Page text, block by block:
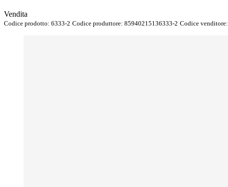
Vendita
Codice prodotto: 6333-2 Codice produttore: 85940215136333-2 Codice venditore: